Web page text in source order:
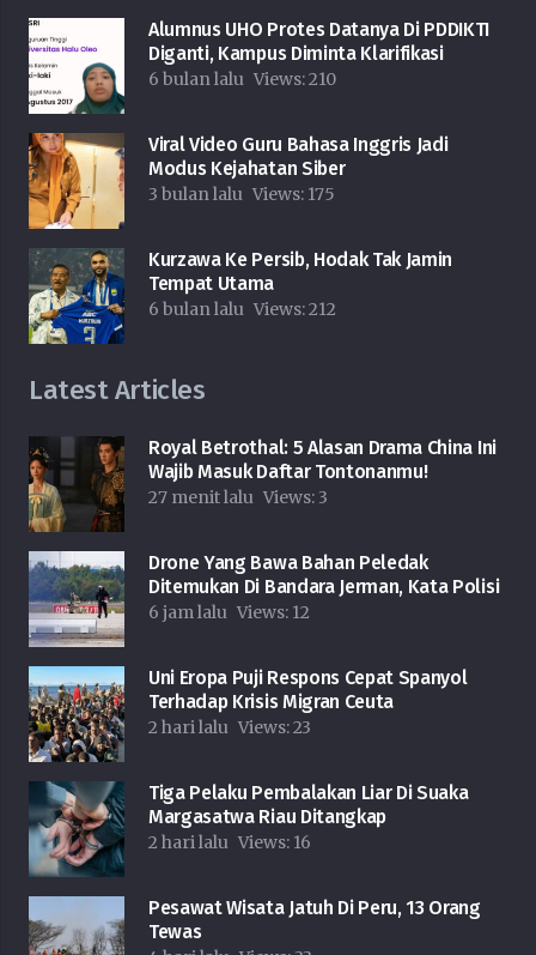
Alumnus UHO Protes Datanya Di PDDIKTI
Diganti, Kampus Diminta Klarifikasi
6 bulan lalu Views:210
Viral Video Guru Bahasa Inggris Jadi
Modus Kejahatan Siber
3 bulan lalu Views: 175
Kurzawa Ke Persib, Hodak Tak Jamin
Tempat Utama
6 bulan lalu Views:212
Latest Articles
Royal Betrothal: 5 Alasan Drama China Ini
Wajib Masuk Daftar Tontonanmu!
27 menit lalu Views: 3
Drone Yang Bawa Bahan Peledak
Ditemukan Di Bandara Jerman, Kata Polisi
6 jam lalu Views: 12
Uni Eropa Puji Respons Cepat Spanyol
Terhadap Krisis Migran Ceuta
2 hari lalu Views:23
Tiga Pelaku Pembalakan Liar Di Suaka
Margasatwa Riau Ditangkap
2 hari lalu Views: 16
Pesawat Wisata Jatuh Di Peru, 13 Orang
Tewas